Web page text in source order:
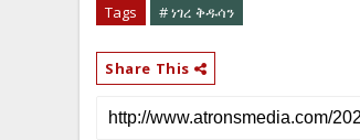
Tags # ነገረ ቅዱሳን
Share This